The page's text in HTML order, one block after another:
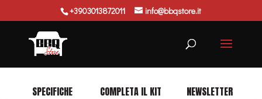
+3903013872011 info@bbqstore.it
Ricerca
prodotti
SPECIFICHE COMPLETA IL KIT NEWSLETTER